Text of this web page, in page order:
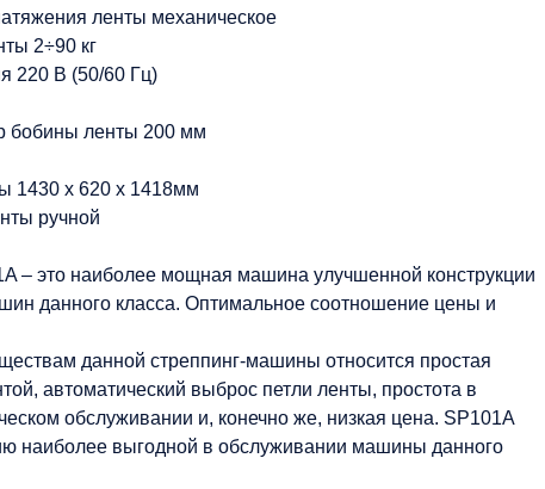
ленты механическое
2÷90 кг
220 В (50/60 Гц)
бобины ленты 200 мм
1430 х 620 х 1418мм
ручной
– это наиболее мощная машина улучшенной конструкции
данного класса. Оптимальное соотношение цены и
данной стреппинг-машины относится простая
автоматический выброс петли ленты, простота в
обслуживании и, конечно же, низкая цена. SP101A
наиболее выгодной в обслуживании машины данного